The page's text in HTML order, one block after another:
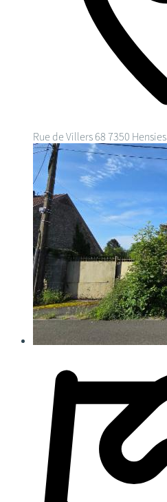
Rue de Villers 68 7350 Hensies